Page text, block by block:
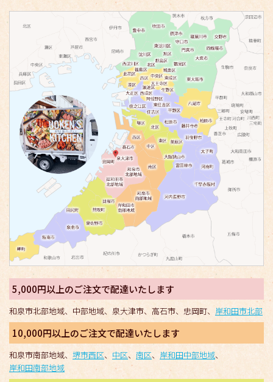
5,000円以上のご注文で配達いたします
和泉市北部地域、中部地域、泉大津市、高石市、忠岡町、 岸和田市北部
10,000円以上のご注文で配達いたします
和泉市南部地域、 堺市西区、 中区、 南区、 岸和田中部地域、
岸和田南部地域